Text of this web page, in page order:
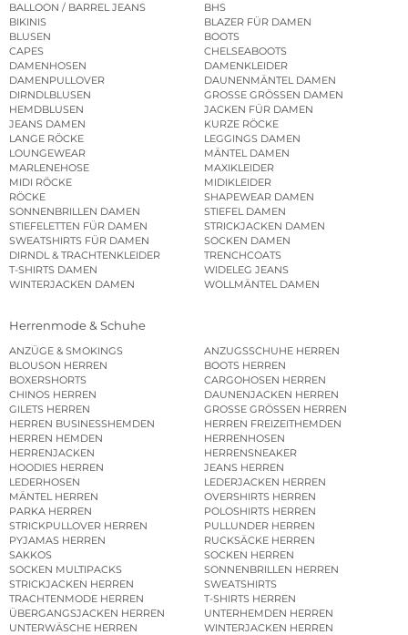
BALLOON / BARREL JEANS
BHS
BIKINIS
BLAZER FÜR DAMEN
BLUSEN
BOOTS
CAPES
CHELSEABOOTS
DAMENHOSEN
DAMENKLEIDER
DAMENPULLOVER
DAUNENMÄNTEL DAMEN
DIRNDLBLUSEN
GROSSE GRÖSSEN DAMEN
HEMDBLUSEN
JACKEN FÜR DAMEN
JEANS DAMEN
KURZE RÖCKE
LANGE RÖCKE
LEGGINGS DAMEN
LOUNGEWEAR
MÄNTEL DAMEN
MARLENEHOSE
MAXIKLEIDER
MIDI RÖCKE
MIDIKLEIDER
RÖCKE
SHAPEWEAR DAMEN
SONNENBRILLEN DAMEN
STIEFEL DAMEN
STIEFELETTEN FÜR DAMEN
STRICKJACKEN DAMEN
SWEATSHIRTS FÜR DAMEN
SOCKEN DAMEN
DIRNDL & TRACHTENKLEIDER
TRENCHCOATS
T-SHIRTS DAMEN
WIDELEG JEANS
WINTERJACKEN DAMEN
WOLLMÄNTEL DAMEN
Herrenmode & Schuhe
ANZÜGE & SMOKINGS
ANZUGSSCHUHE HERREN
BLOUSON HERREN
BOOTS HERREN
BOXERSHORTS
CARGOHOSEN HERREN
CHINOS HERREN
DAUNENJACKEN HERREN
GILETS HERREN
GROSSE GRÖSSEN HERREN
HERREN BUSINESSHEMDEN
HERREN FREIZEITHEMDEN
HERREN HEMDEN
HERRENHOSEN
HERRENJACKEN
HERRENSNEAKER
HOODIES HERREN
JEANS HERREN
LEDERHOSEN
LEDERJACKEN HERREN
MÄNTEL HERREN
OVERSHIRTS HERREN
PARKA HERREN
POLOSHIRTS HERREN
STRICKPULLOVER HERREN
PULLUNDER HERREN
PYJAMAS HERREN
RUCKSÄCKE HERREN
SAKKOS
SOCKEN HERREN
SOCKEN MULTIPACKS
SONNENBRILLEN HERREN
STRICKJACKEN HERREN
SWEATSHIRTS
TRACHTENMODE HERREN
T-SHIRTS HERREN
ÜBERGANGSJACKEN HERREN
UNTERHEMDEN HERREN
UNTERWÄSCHE HERREN
WINTERJACKEN HERREN